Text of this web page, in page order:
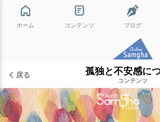
ホーム コンテンツ ブログ
戻る 孤独と不安感に
コンテンツ